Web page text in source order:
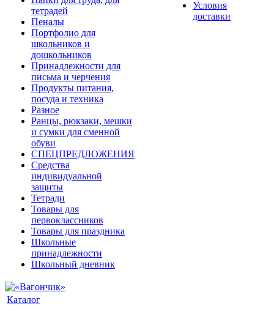
тетрадей
Пеналы
Портфолио для
школьников и
дошкольников
Принадлежности для
письма и черчения
Продукты питания,
посуда и техника
Разное
Ранцы, рюкзаки, мешки
и сумки для сменной
обуви
СПЕЦПРЕДЛОЖЕНИЯ
Средства
индивидуальной
защиты
Тетради
Товары для
первоклассников
Товары для праздника
Школьные
принадлежности
Школьный дневник
Условия
доставки
Каталог